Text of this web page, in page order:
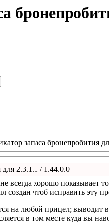
запаса бронепробития
2.3.1.1 / 1.44.0.0
всегда хорошо показывает
создан чтоб исправить эту
на любой прицел;
в том месте куда вы